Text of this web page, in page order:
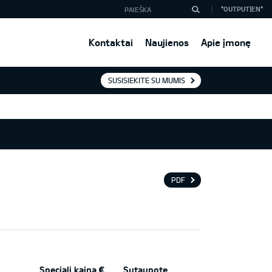
Kontaktai Naujienos Apie įmonę
*OUTPUT|EN*
SUSISIEKITE SU MUMIS
PDF
Speciali kaina € Sutaupote